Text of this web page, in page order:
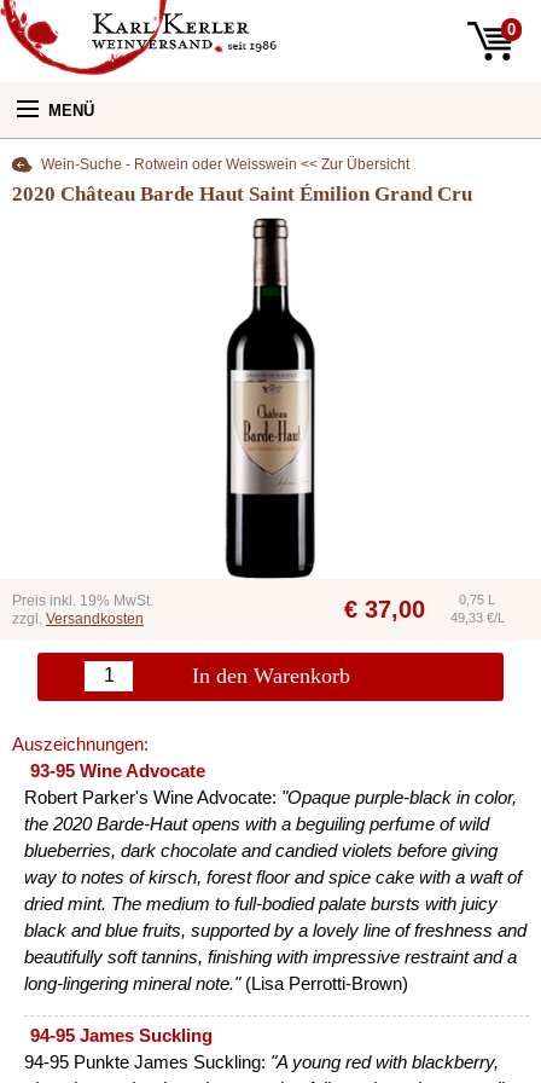
0
MENÜ
Unsere Weine:
Wein-Suche - Rotwein oder Weisswein << Zur Übersicht
2020 Château Barde Haut Saint Émilion Grand Cru
Preis inkl. 19% MwSt.
zzgl. Versandkosten € 37,00
0,75 L
49,33 €/L
In den Warenkorb
Auszeichnungen:
93-95 Wine Advocate
Robert Parker's Wine Advocate: "Opaque purple-black in color,
the 2020 Barde-Haut opens with a beguiling perfume of wild
blueberries, dark chocolate and candied violets before giving
way to notes of kirsch, forest floor and spice cake with a waft of
dried mint. The medium to full-bodied palate bursts with juicy
black and blue fruits, supported by a lovely line of freshness and
beautifully soft tannins, finishing with impressive restraint and a
long-lingering mineral note."(Lisa Perrotti-Brown)
94-95 James Suckling
94-95 Punkte James Suckling: "A young red with blackberry,